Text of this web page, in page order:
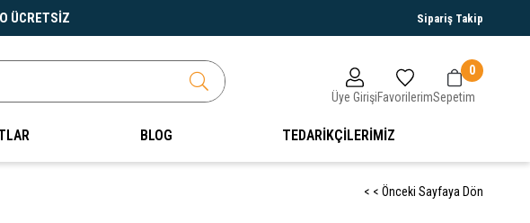
ÜCRETSİZ Sipariş Takip
Üye GirişiFavorilerimSepetim
0
BLOG TEDARİKÇİLERİMİZ
< < Önceki Sayfaya Dön